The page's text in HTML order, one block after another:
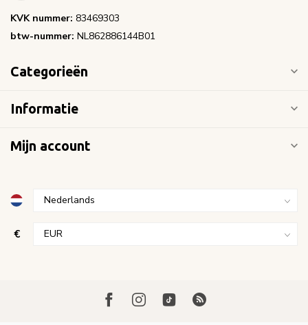
KVK nummer: 83469303
btw-nummer: NL862886144B01
Categorieën
Informatie
Mijn account
€